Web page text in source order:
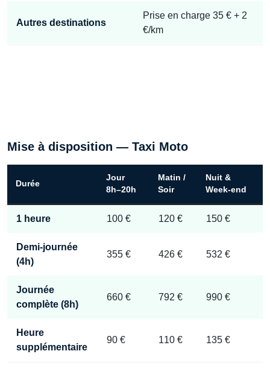
Autres destinations
Prise en charge 35 € + 2
€/km
Mise à disposition — Taxi Moto
Durée
Jour
8h–20h
Matin /
Soir
Nuit &
Week-end
1 heure 100 € 120 € 150 €
Demi-journée
(4h)
355 € 426 € 532 €
Journée
complète (8h)
660 € 792 € 990 €
Heure
supplémentaire
90 € 110 € 135 €